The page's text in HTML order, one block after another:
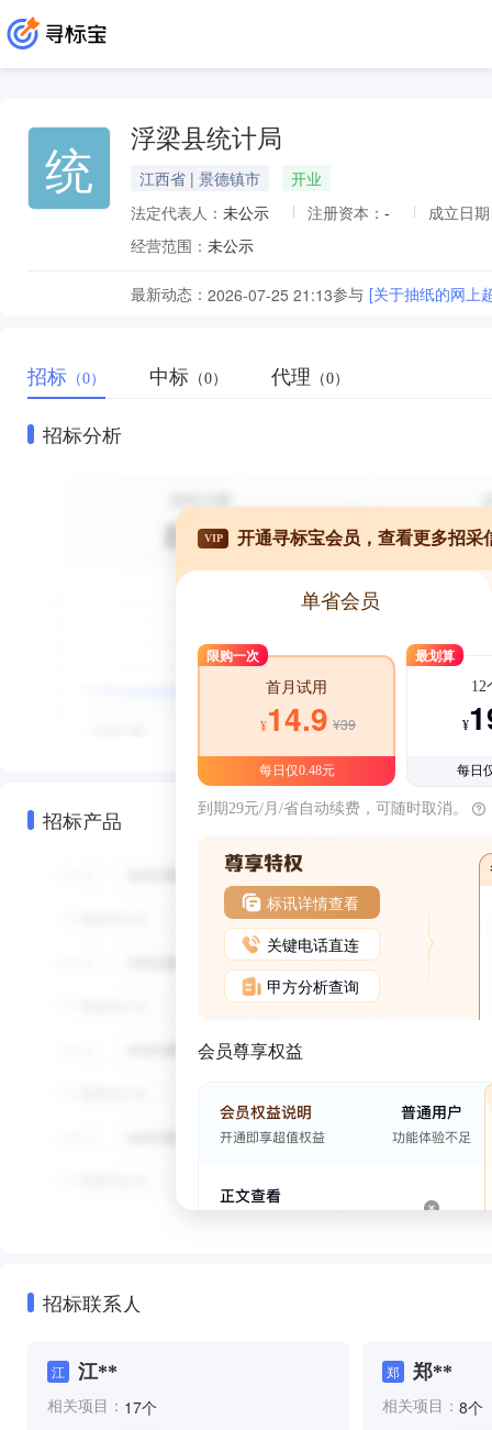
统 浮梁县统计局
江西省 | 景德镇市
开业
法定代表人： 未公示 注册资本： -
成立日
经营范围： 未公示
最新动态： 2026-07-25 21:13参与 [关于抽纸的网上
招标 （0） 中标 （0） 代理 （0）
招标分析
招标产品
VIP 开通寻标宝会员，查看更多招采
单省会员
限购一次
首月试用
¥14.9 ¥39
每日仅0.48元
最划算
12
¥
每日
到期29元/月/省自动续费，可随时取消。
标讯详情查看
关键电话直连
甲方分析查询
会员尊享权益
招标联系人
江 江**
相关项目： 17个
郑 郑**
相关项目： 8个